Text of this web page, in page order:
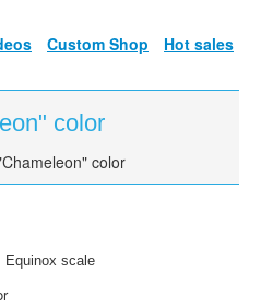
Custom Shop Hot sales
color
color
Equinox scale